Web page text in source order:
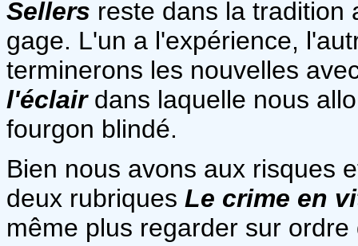
Sellers reste dans la tradition
gage. L'un a l'expérience,
terminerons les nouvelles
l'éclairdans laquelle nous
fourgon blindé.
Bien nous avons aux risques
deux rubriques Le crime en
même plus regarder sur